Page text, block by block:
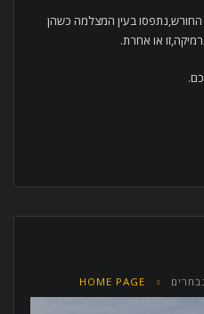
החורש,נתפסו בעין המצלמה כשהן
או אחרת.
נבחרים HOME PAGE